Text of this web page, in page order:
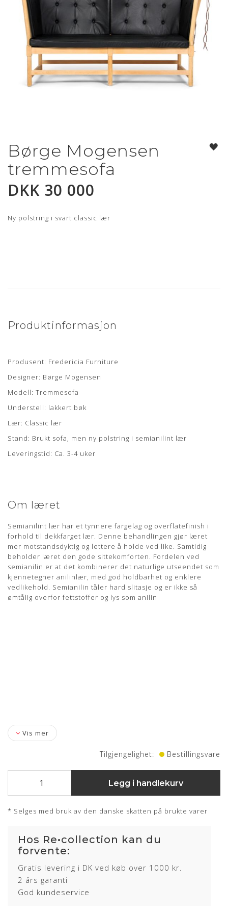
Gå
til
begynnelsen
av
bildegalleri
Børge Mogensen
tremmesofa
DKK 30 000
Ny polstring i svart classic lær
Produktinformasjon
Produsent: Fredericia Furniture
Designer: Børge Mogensen
Modell: Tremmesofa
Understell: lakkert bøk
Lær: Classic lær
Stand: Brukt sofa, men ny polstring i semianilint lær
Leveringstid: Ca. 3-4 uker
Om læret
Semianilint lær har et tynnere fargelag og overflatefinish i
forhold til dekkfarget lær. Denne behandlingen gjør læret
mer motstandsdyktig og lettere å holde ved like. Samtidig
beholder læret den gode sittekomforten. Fordelen ved
semianilin er at det kombinerer det naturlige utseendet som
kjennetegner anilinlær, med god holdbarhet og enklere
vedlikehold. Semianilin tåler hard slitasje og er ikke så
ømtålig overfor fettstoffer og lys som anilin
Vis mer
Tilgjengelighet: Bestillingsvare
Legg i handlekurv
* Selges med bruk av den danske skatten på brukte varer
Hos Re•collection kan du
forvente:
Gratis levering i DK ved køb over 1000 kr.
2 års garanti
God kundeservice